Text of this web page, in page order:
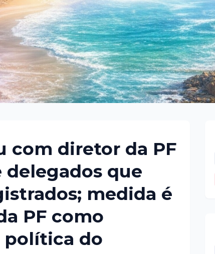
com diretor da PF
delegados que
medida é
PF como
do